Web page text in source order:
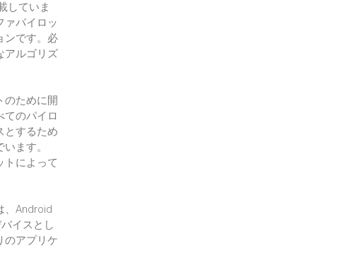
していま
ァパイロッ
ンです。必
アルゴリズ
のために開
てのパイロ
とするため
ます。
トによって
、Android
イスとし
のアプリケ